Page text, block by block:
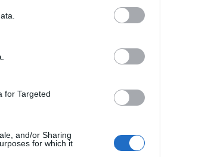
for Targeted
and/or Sharing
for which it